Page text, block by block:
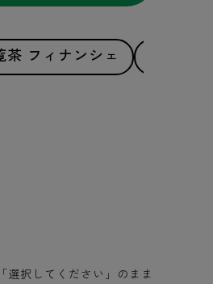
茶 フィナンシェ
選択してください」のまま